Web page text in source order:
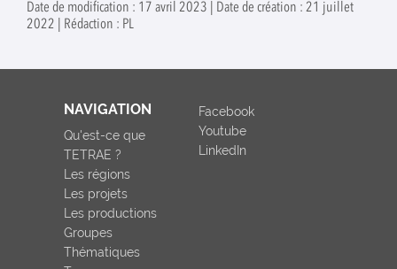
Date de modification : 17 avril 2023 | Date de création : 21 juillet
2022 | Rédaction : PL
NAVIGATION
Qu'est-ce que
TETRAE ?
Les régions
Les projets
Les productions
Groupes
Thématiques
Facebook
Youtube
LinkedIn